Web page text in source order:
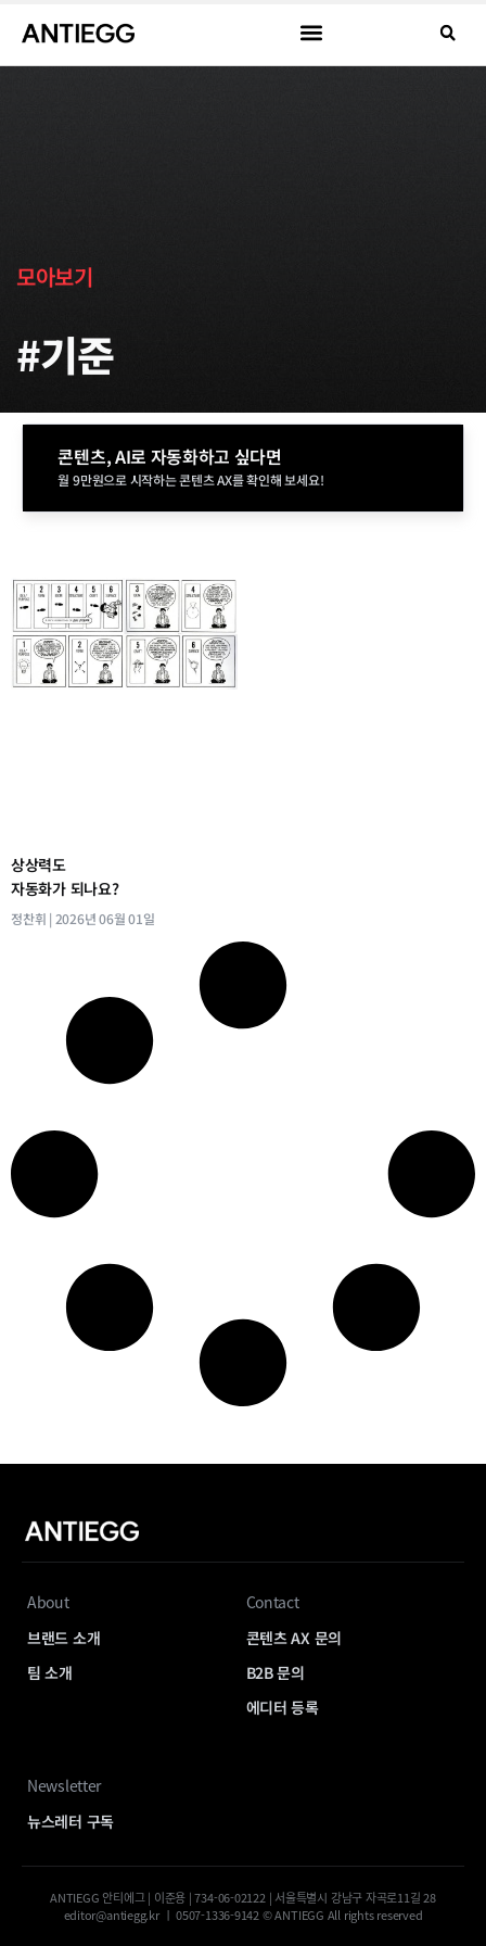
모아보기
#기준
콘텐츠, AI로 자동화하고 싶다면
월 9만원으로 시작하는 콘텐츠 AX를 확인해 보세요!
상상력도
자동화가 되나요?
정찬휘 2026년 06월 01일
About
브랜드 소개
팀 소개
Contact
콘텐츠 AX 문의
B2B 문의
에디터 등록
Newsletter
뉴스레터 구독
ANTIEGG 안티에그 | 이준용 | 734-06-02122 | 서울특별시 강남구 자곡로11길 28
editor@antiegg.kr ㅣ 0507-1336-9142 © ANTIEGG All rights reserved